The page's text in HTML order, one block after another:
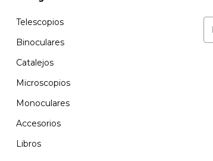
Telescopios
Binoculares
Catalejos
Microscopios
Monoculares
Accesorios
Libros